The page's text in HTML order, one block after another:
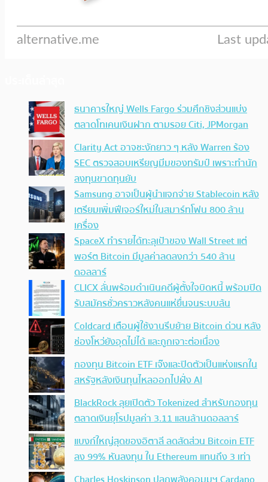
ธนาคารใหญ่ Wells Fargo ร่วมศึกชิงส่วนแบ่ง
ตลาดโทเคนเงินฝาก ตามรอย Citi, JPMorgan
Clarity Act อาจชะงักยาว ๆ หลัง Warren ร้อง
SEC ตรวจสอบเหรียญมีมของทรัมป์ เพราะทำนัก
ลงทุนขาดทุนยับ
Samsung อาจเป็นผู้นำแจกจ่าย Stablecoin หลัง
เตรียมเพิ่มฟีเจอร์ใหม่ในสมาร์ทโฟน 800 ล้าน
เครื่อง
SpaceX ทำรายได้ทะลุเป้าของ Wall Street แต่
พอร์ต Bitcoin มีมูลค่าลดลงกว่า 540 ล้าน
ดอลลาร์
CLICX ลั่นพร้อมดำเนินคดีผู้ตั้งใจบิดหนี้ พร้อมปิด
รับสมัครชั่วคราวหลังคนแห่ยื่นจนระบบล้น
Coldcard เตือนผู้ใช้งานรีบย้าย Bitcoin ด่วน หลัง
ช่องโหว่ยังอุดไม่ได้ และถูกเจาะต่อเนื่อง
กองทุน Bitcoin ETF เจ๊งและปิดตัวเป็นแห่งแรกใน
สหรัฐหลังเงินทุนไหลออกไปฝั่ง AI
BlackRock ลุยเปิดตัว Tokenized สำหรับกองทุน
ตลาดเงินยุโรปมูลค่า 3.11 แสนล้านดอลลาร์
แบงก์ใหญ่สุดของอิตาลี ลดสัดส่วน Bitcoin ETF
ลง 99% หันลงทุน ใน Ethereum แทนถึง 3 เท่า